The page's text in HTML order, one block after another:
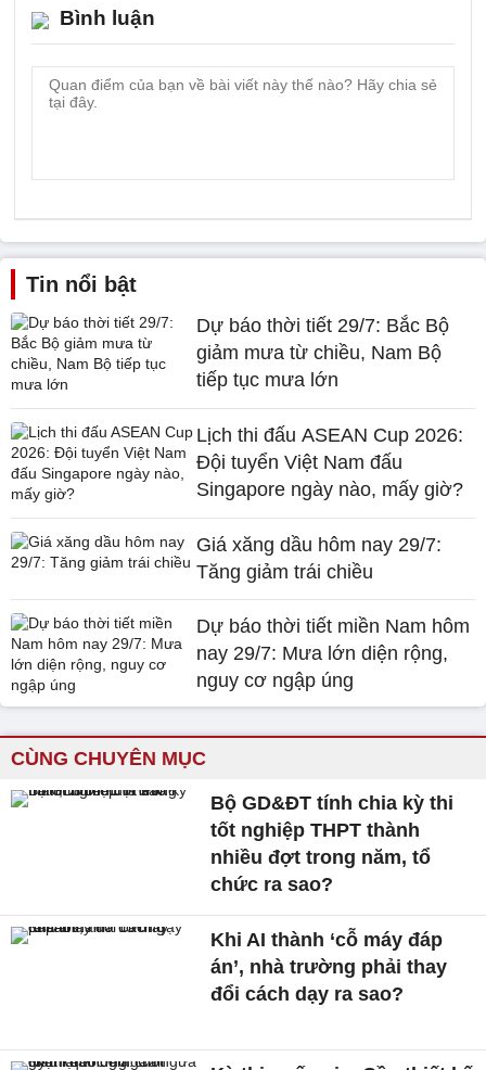
Bình luận
Tin nổi bật
Dự báo thời tiết 29/7: Bắc Bộ
giảm mưa từ chiều, Nam Bộ
tiếp tục mưa lớn
Lịch thi đấu ASEAN Cup 2026:
Đội tuyển Việt Nam đấu
Singapore ngày nào, mấy giờ?
Giá xăng dầu hôm nay 29/7:
Tăng giảm trái chiều
Dự báo thời tiết miền Nam hôm
nay 29/7: Mưa lớn diện rộng,
nguy cơ ngập úng
CÙNG CHUYÊN MỤC
Bộ GD&ĐT tính chia kỳ thi
tốt nghiệp THPT thành
nhiều đợt trong năm, tổ
chức ra sao?
Khi AI thành ‘cỗ máy đáp
án’, nhà trường phải thay
đổi cách dạy ra sao?